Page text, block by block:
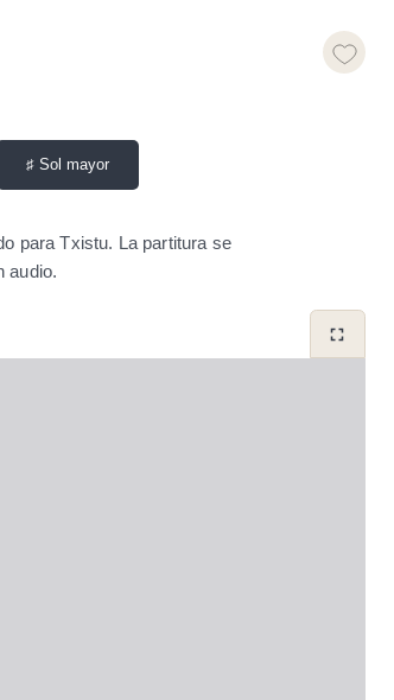
♯Sol mayor
para Txistu. La partitura se
audio.